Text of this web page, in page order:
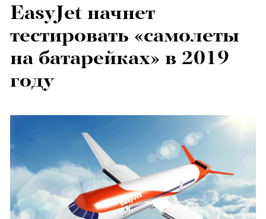
EasyJet начнет
тестировать «самолеты
на батарейках» в 2019
году